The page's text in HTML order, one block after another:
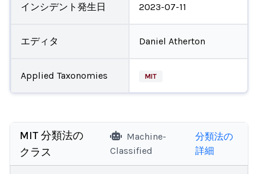
インシデント発生日 2023-07-11
エディタ Daniel Atherton
Applied Taxonomies MIT
MIT 分類法の
クラス
Machine-
Classified
分類法の
詳細